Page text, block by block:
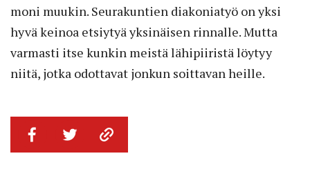
moni muukin. Seurakuntien diakoniatyö on yksi
hyvä keinoa etsiytyä yksinäisen rinnalle. Mutta
varmasti itse kunkin meistä lähipiiristä löytyy
niitä, jotka odottavat jonkun soittavan heille.